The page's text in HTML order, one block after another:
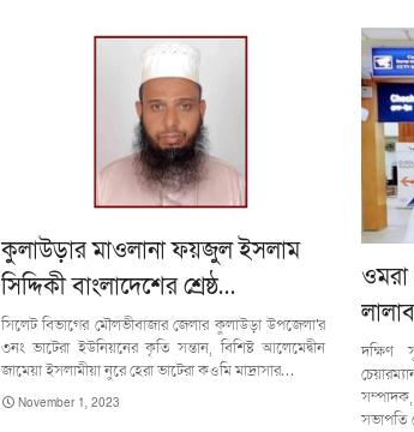
কুলাউড়ার মাওলানা ফয়জুল ইসলাম
সিদ্দিকী বাংলাদেশের শ্রেষ্ঠ…
সিলেট বিভাগের মৌলভীবাজার জেলার কুলাউড়া উপজেলা'র
৩নং ভাটেরা ইউনিয়নের কৃতি সন্তান, বিশিষ্ট আলেমেদ্বীন
জামেয়া ইসলামীয়া নুরে হেরা ভাটেরা কওমি মাদ্রাসার…
November 1, 2023
দক্ষিণ
সভাপতি